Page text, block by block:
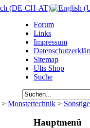
Forum
Links
Impressum
Sitemap
Ulis Shop
Suche
> Monstertechnik >
Hauptmenü